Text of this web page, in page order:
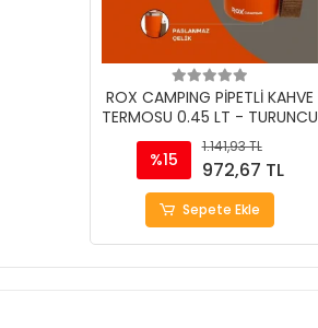
ROX CAMPING PİPETLİ KAHVE
TERMOSU 0.45 LT - TURUNCU
%15
1.141,93 TL
972,67 TL
Sepete Ekle